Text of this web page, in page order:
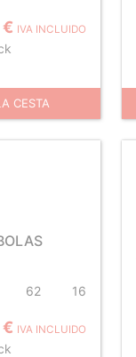
IVA INCLUIDO
CESTA
62 16
€ IVA INCLUIDO